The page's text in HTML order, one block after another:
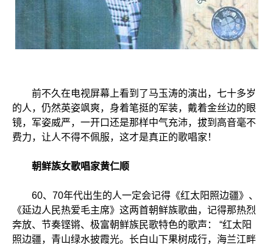
前不久在电视屏幕上看到了马玉涛的演出，七十多岁
的人，仍然英姿飒爽，身着笔挺的军装，戴着金丝边的眼
镜，军姿威严，一开口还是那样中气充沛，拔到高音毫不
费力，让人不得不佩服，这才是真正的歌唱家！
朝鲜族女歌唱家黄仁顺
60、70年代出生的人一定会记得《红太阳照边疆》、
《延边人民热爱毛主席》这两首朝鲜族歌曲，记得那热烈
奔放、节奏铿锵、极富朝鲜族民歌特色的歌声： “红太阳
照边疆，青山绿水披霞光。长白山下果树成行，海兰江畔